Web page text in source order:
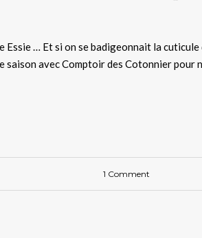
Essie … Et si on se badigeonnait la
saison avec Comptoir des Cotonnier
1 Comment